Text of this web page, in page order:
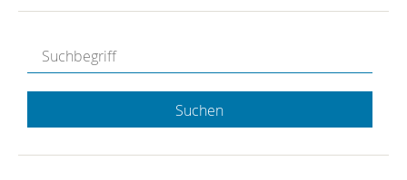
Suchen